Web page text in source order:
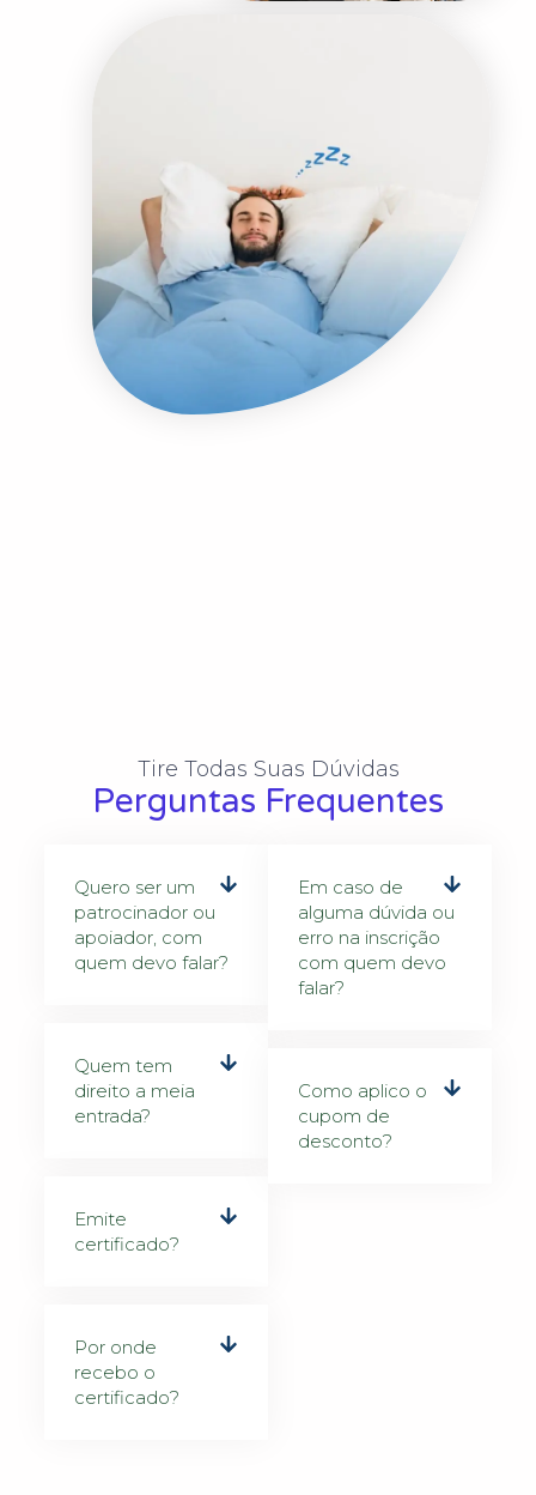
Tire Todas Suas Dúvidas​
Perguntas Frequentes
Quero ser um
patrocinador ou
apoiador, com
quem devo falar?
Quem tem
direito a meia
entrada?
Emite
certificado?
Por onde
recebo o
certificado?
Em caso de
alguma dúvida ou
erro na inscrição
com quem devo
falar?
Como aplico o
cupom de
desconto?